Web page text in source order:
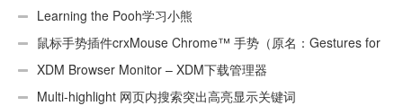
Learning the Pooh学习小熊
鼠标手势插件crxMouse Chrome™ 手势（原名：Gestures for
Chrome(TM)汉化版）
XDM Browser Monitor – XDM下载管理器
Multi-highlight 网页内搜索突出高亮显示关键词